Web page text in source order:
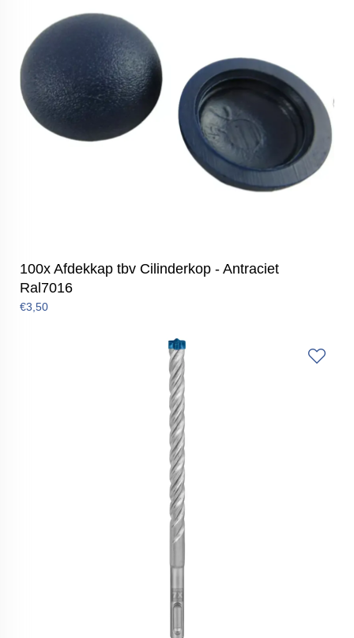
100x Afdekkap tbv Cilinderkop - Antraciet
Ral7016
€3,50